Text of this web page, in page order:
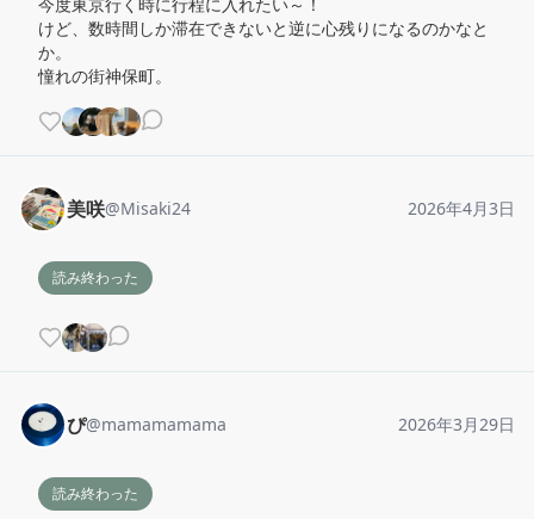
けど、数時間しか滞在できないと逆に心残りになるのかなと
か。
憧れの街神保町。
美咲@Misaki24 2026年4月3日
読み終わった
ぴ@mamamamama 2026年3月29日
読み終わった